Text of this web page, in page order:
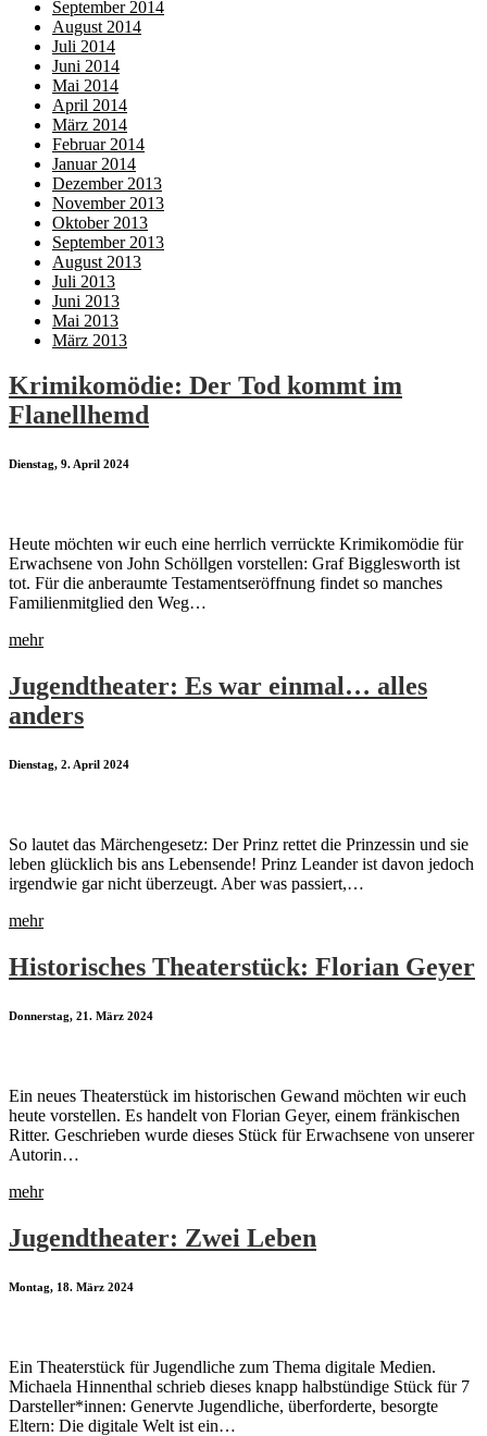
September 2014
August 2014
Juli 2014
Juni 2014
Mai 2014
April 2014
März 2014
Februar 2014
Januar 2014
Dezember 2013
November 2013
Oktober 2013
September 2013
August 2013
Juli 2013
Juni 2013
Mai 2013
März 2013
Krimikomödie: Der Tod kommt im
Flanellhemd
Dienstag, 9. April 2024
Heute möchten wir euch eine herrlich verrückte Krimikomödie für
Erwachsene von John Schöllgen vorstellen: Graf Bigglesworth ist
tot. Für die anberaumte Testamentseröffnung findet so manches
Familienmitglied den Weg…
mehr
Jugendtheater: Es war einmal… alles
anders
Dienstag, 2. April 2024
So lautet das Märchengesetz: Der Prinz rettet die Prinzessin und sie
leben glücklich bis ans Lebensende! Prinz Leander ist davon jedoch
irgendwie gar nicht überzeugt. Aber was passiert,…
mehr
Historisches Theaterstück: Florian Geyer
Donnerstag, 21. März 2024
Ein neues Theaterstück im historischen Gewand möchten wir euch
heute vorstellen. Es handelt von Florian Geyer, einem fränkischen
Ritter. Geschrieben wurde dieses Stück für Erwachsene von unserer
Autorin…
mehr
Jugendtheater: Zwei Leben
Montag, 18. März 2024
Ein Theaterstück für Jugendliche zum Thema digitale Medien.
Michaela Hinnenthal schrieb dieses knapp halbstündige Stück für 7
Darsteller*innen: Genervte Jugendliche, überforderte, besorgte
Eltern: Die digitale Welt ist ein…